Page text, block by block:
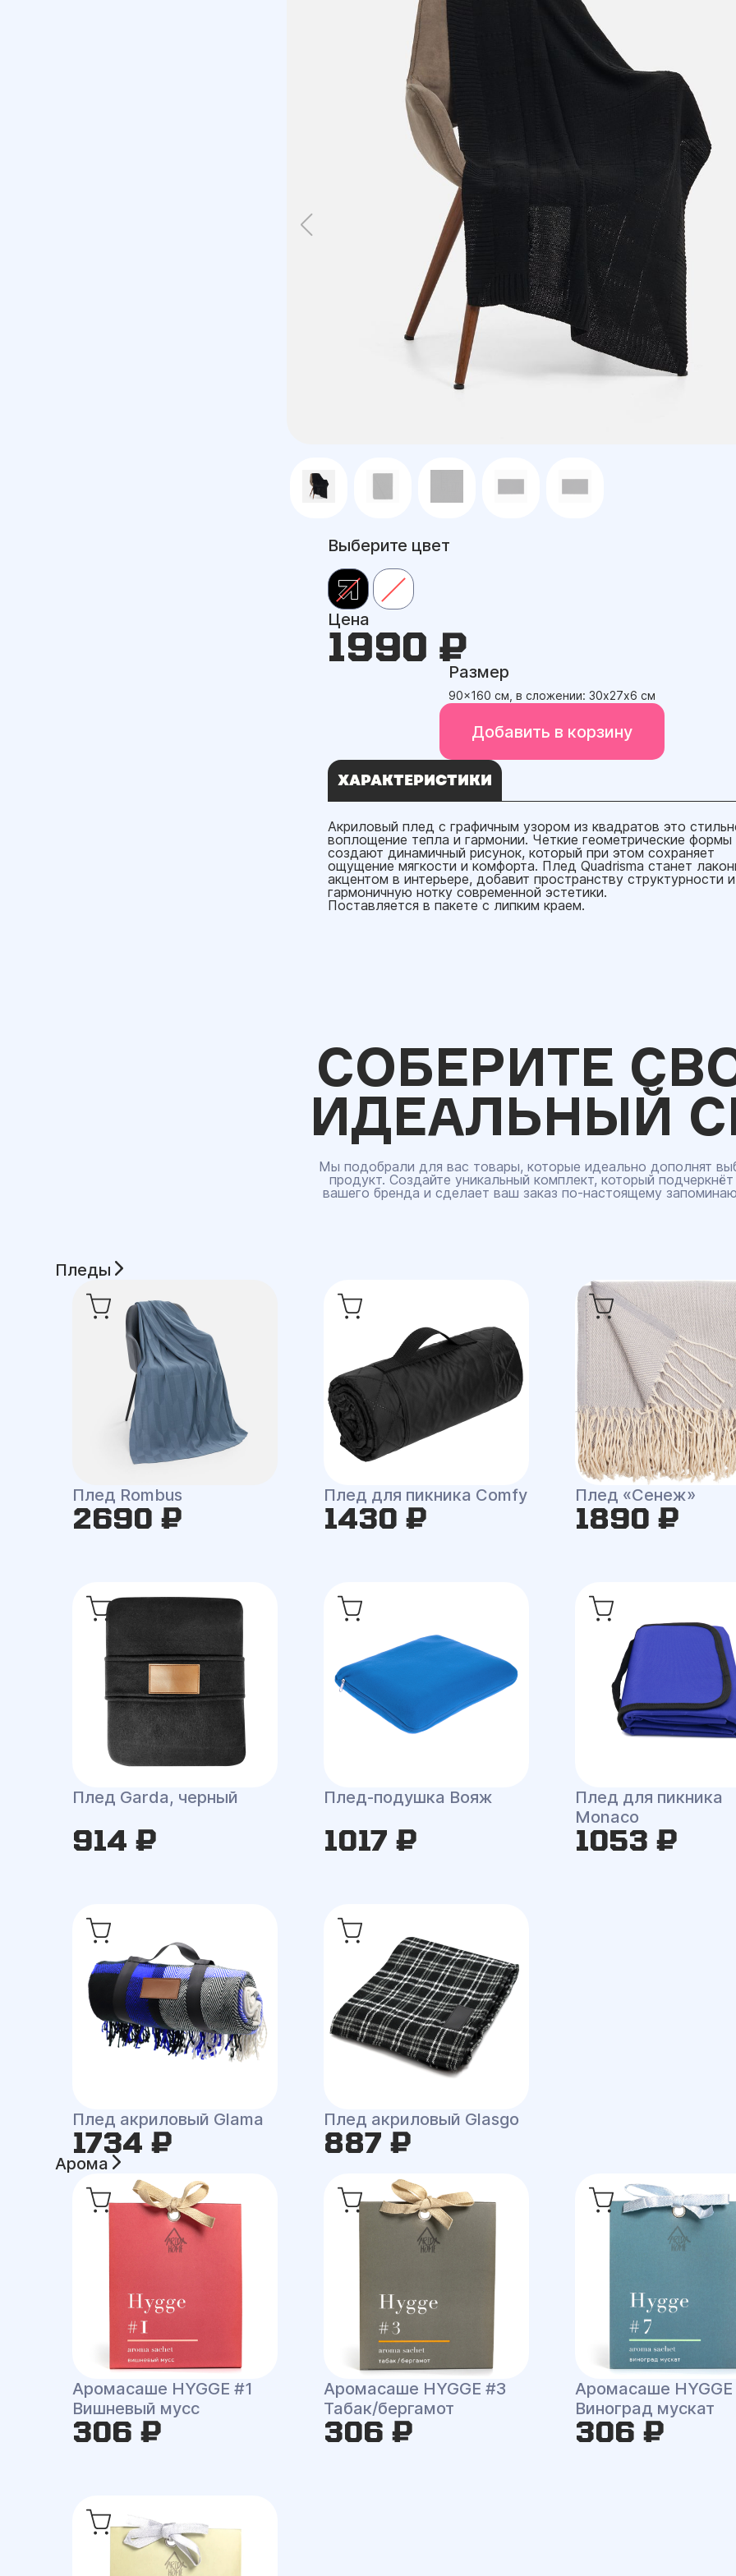
Выберите цвет
Цена
1990 ₽
Размер
90x160 см, в сложении: 30х27х6 см
Добавить в корзину
ХАРАКТЕРИСТИКИ
Акриловый плед с графичным узором из квадратов это
воплощение тепла и гармонии. Четкие геометрические формы
создают динамичный рисунок, который при этом сохраняет
ощущение мягкости и комфорта. Плед Quadrisma станет
акцентом в интерьере, добавит пространству структурности и
гармоничную нотку современной эстетики.
Поставляется в пакете с липким краем.
СОБЕРИТЕ
ИДЕАЛЬНЫЙ
Мы подобрали для вас товары, которые идеально дополнят
продукт. Создайте уникальный комплект, который подчеркнёт
вашего бренда и сделает ваш заказ по‑настоящему
Пледы
Плед Rombus
2690 ₽
Плед для пикника Comfy
1430 ₽
Плед «Сенеж»
1890 ₽
Плед Garda, черный
914 ₽
Плед-подушка Вояж
1017 ₽
Плед для пикника
Monaco
1053 ₽
Плед акриловый Glama
1734 ₽
Плед акриловый Glasgo
887 ₽
Арома
Аромасаше HYGGE #1
Вишневый мусс
306 ₽
Аромасаше HYGGE #3
Табак/бергамот
306 ₽
Аромасаше HYGGE
Виноград мускат
306 ₽